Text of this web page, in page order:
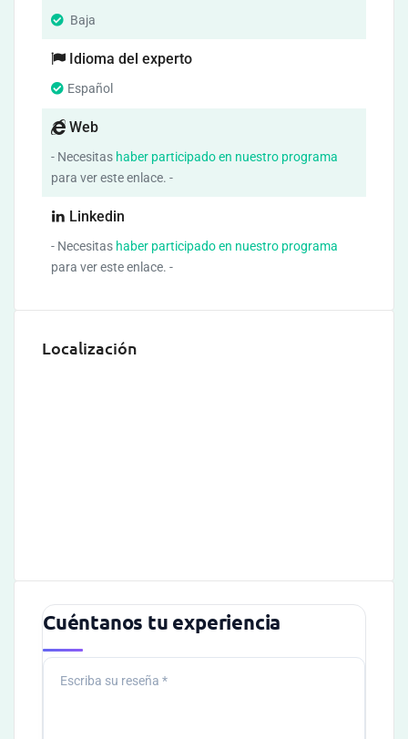
Baja
Idioma del experto
Español
Web
- Necesitas haber participado en nuestro programa
para ver este enlace. -
Linkedin
- Necesitas haber participado en nuestro programa
para ver este enlace. -
Localización
Cuéntanos tu experiencia